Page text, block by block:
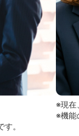
。
※現在
※機能